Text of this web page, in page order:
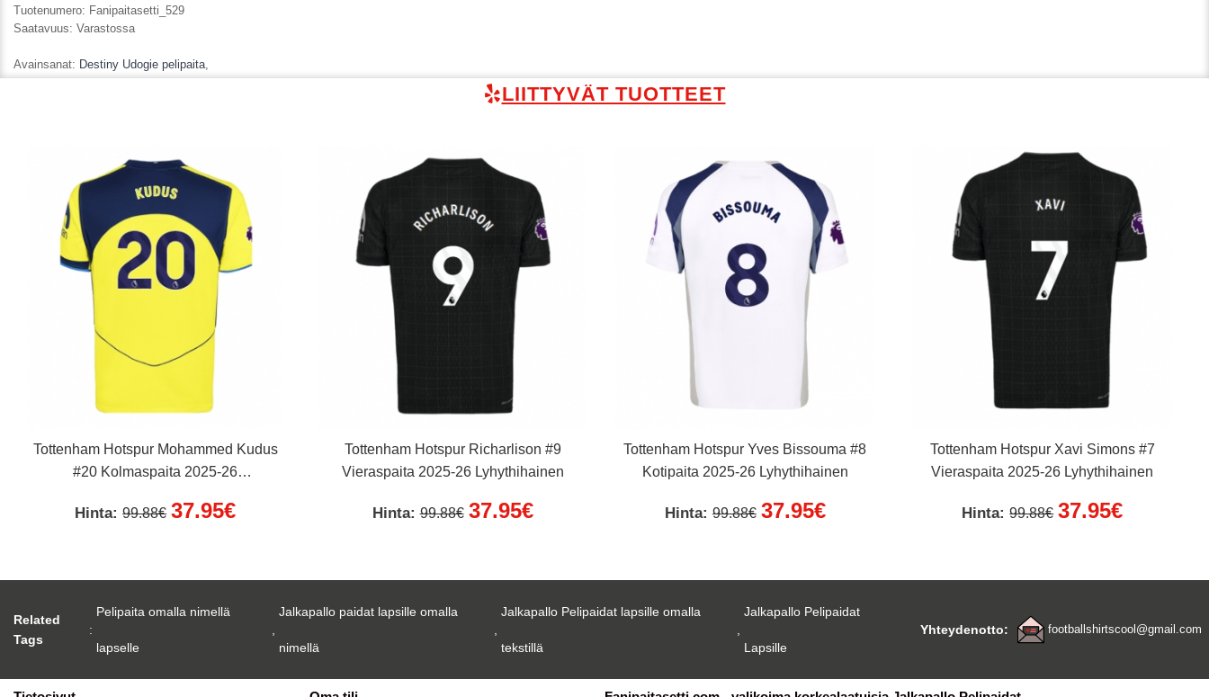
Tuotenumero: Fanipaitasetti_529
Saatavuus: Varastossa
Avainsanat: Destiny Udogie pelipaita,
LIITTYVÄT TUOTTEET
Tottenham Hotspur Mohammed Kudus
#20 Kolmaspaita 2025-26
Hinta:99.88€ 37.95€
Tottenham Hotspur Richarlison #9
Vieraspaita 2025-26 Lyhythihainen
Hinta:99.88€ 37.95€
Tottenham Hotspur Yves Bissouma #8
Kotipaita 2025-26 Lyhythihainen
Hinta: 99.88€ 37.95€
Tottenham Hotspur Xavi Simons #7
Vieraspaita 2025-26 Lyhythihainen
Hinta:99.88€ 37.95€
Related
Tags
:
Pelipaita omalla nimellä
lapselle
,
Jalkapallo paidat lapsille omalla
nimellä
,
Jalkapallo Pelipaidat lapsille omalla
tekstillä
,
Jalkapallo Pelipaidat
Lapsille
Yhteydenotto: footballshirtscool@gmail.com